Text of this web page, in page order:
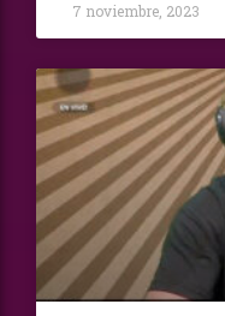
7 noviembre, 2023